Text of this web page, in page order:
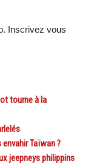
Inscrivez vous
tourne à la
envahir Taïwan ?
jeepneys philippins